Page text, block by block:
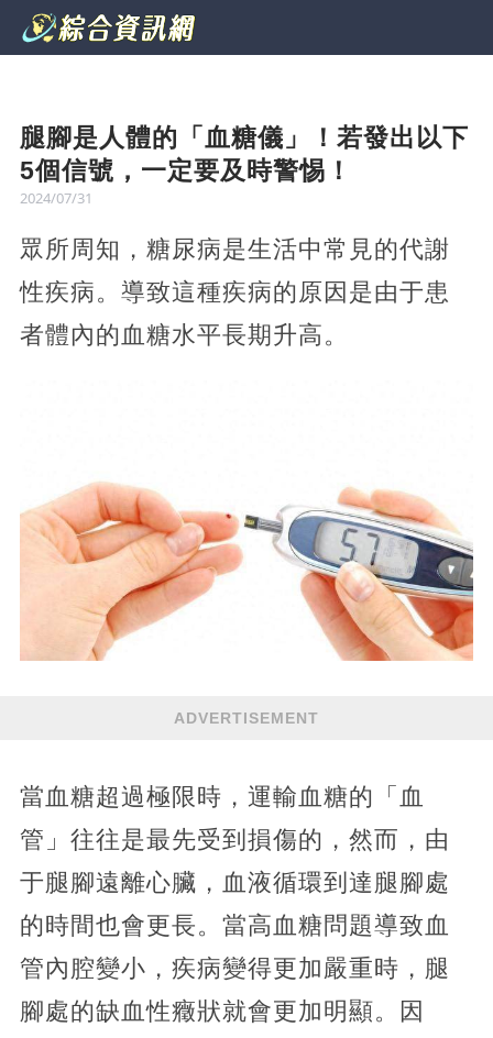
腿腳是人體的「血糖儀」！若發出以下
5個信號，一定要及時警惕！
2024/07/31
眾所周知，糖尿病是生活中常見的代謝
性疾病。導致這種疾病的原因是由于患
者體內的血糖水平長期升高。
ADVERTISEMENT
當血糖超過極限時，運輸血糖的「血
管」往往是最先受到損傷的，然而，由
于腿腳遠離心臟，血液循環到達腿腳處
的時間也會更長。當高血糖問題導致血
管內腔變小，疾病變得更加嚴重時，腿
腳處的缺血性癥狀就會更加明顯。因